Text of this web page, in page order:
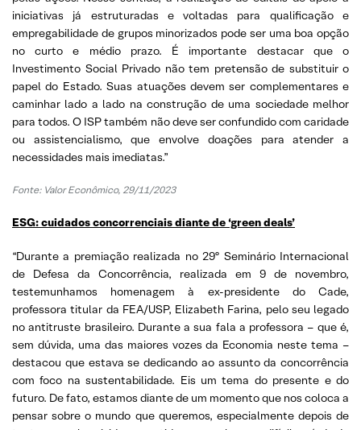
iniciativas já estruturadas e voltadas para qualificação e
empregabilidade de grupos minorizados pode ser uma boa opção
no curto e médio prazo. É importante destacar que o
Investimento Social Privado não tem pretensão de substituir o
papel do Estado. Suas atuações devem ser complementares e
caminhar lado a lado na construção de uma sociedade melhor
para todos. O ISP também não deve ser confundido com caridade
ou assistencialismo, que envolve doações para atender a
necessidades mais imediatas.”
Fonte: Valor Econômico, 29/11/2023
ESG: cuidados concorrenciais diante de ‘green deals’
“Durante a premiação realizada no 29º Seminário Internacional
de Defesa da Concorrência, realizada em 9 de novembro,
testemunhamos homenagem à ex-presidente do Cade,
professora titular da FEA/USP, Elizabeth Farina, pelo seu legado
no antitruste brasileiro. Durante a sua fala a professora – que é,
sem dúvida, uma das maiores vozes da Economia neste tema –
destacou que estava se dedicando ao assunto da concorrência
com foco na sustentabilidade. Eis um tema do presente e do
futuro. De fato, estamos diante de um momento que nos coloca a
pensar sobre o mundo que queremos, especialmente depois de